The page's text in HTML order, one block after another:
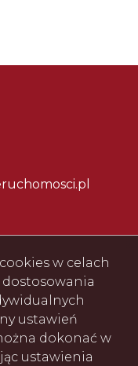
w celach
dostosowania
ustawień
dokonać w
ustawienia